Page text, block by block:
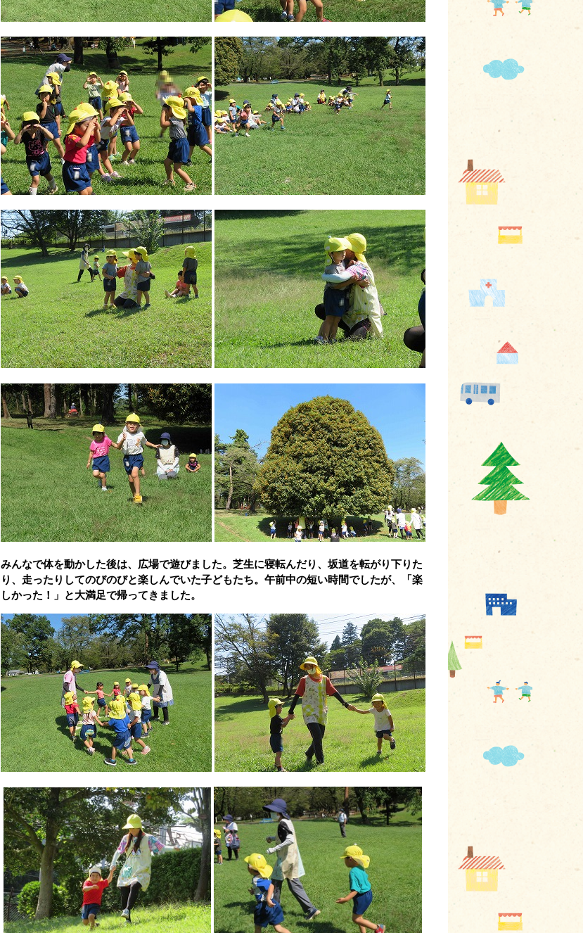
みんなで体を動かした後は、広場で遊びました。 芝生に寝転んだり、坂道を転がり下りた
り、走ったりしてのびのびと楽しんでいた子どもたち。 午前中の短い時間でしたが、「楽
しかった！」と大満足で帰ってきました。